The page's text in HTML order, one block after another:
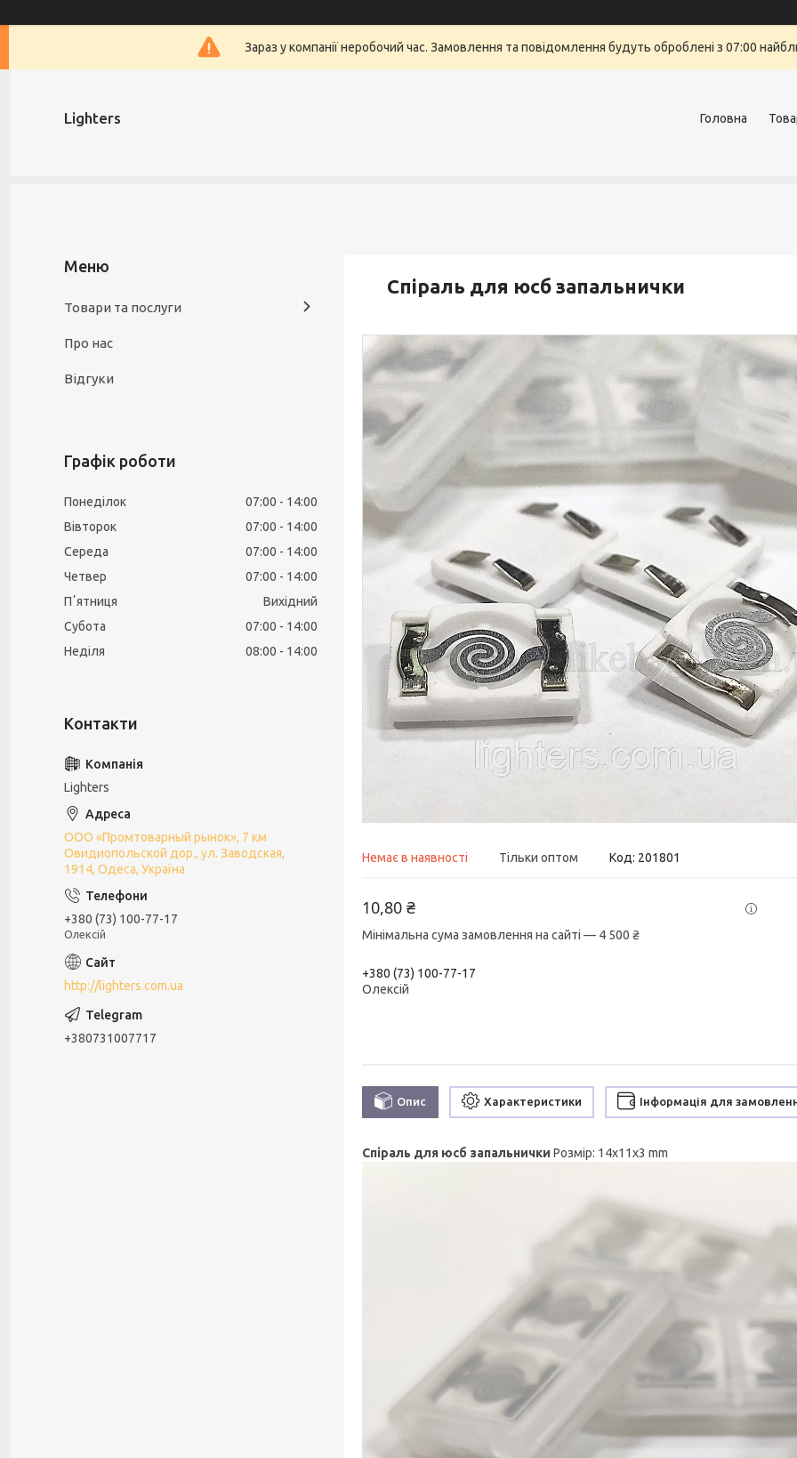
Зараз у компанії неробочий час. Замовлення та повідомлення будуть оброблені з 07:00
Lighters Головна
Спіраль для юсб запальнички
Немає в наявності Тільки оптом Код: 201801
10,80 ₴
Мінімальна сума замовлення на сайті — 4 500 ₴
+380 (73) 100-77-17
Олексій
Опис Характеристики Інформація для
Спіраль для юсб запальнички Розмір: 14х11х3 mm
Товари та послуги
Про нас
Відгуки
Графік роботи
Понеділок 07:00
14:00
Вівторок
07:00
14:00
Середа
07:00
14:00
Четвер
07:00
14:00
Пʼятниця
Вихідний
Субота
07:00
14:00
Неділя
08:00 14:00
Lighters
ООО «Промтоварный рынок», 7 км
Овидиопольской дор., ул. Заводская,
1914, Одеса, Україна
+380 (73) 100-77-17
Олексій
http://lighters.com.ua
+380731007717